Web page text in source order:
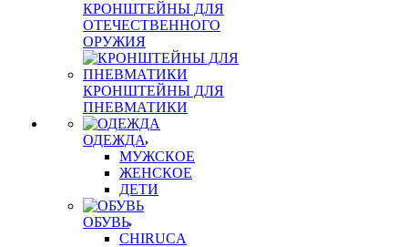
КРОНШТЕЙНЫ ДЛЯ
ОТЕЧЕСТВЕННОГО
ОРУЖИЯ
КРОНШТЕЙНЫ ДЛЯ
ПНЕВМАТИКИ
ОДЕЖДА
МУЖСКОЕ
ЖЕНСКОЕ
ДЕТИ
ОБУВЬ
CHIRUCA